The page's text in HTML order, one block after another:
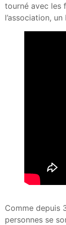
tourné avec les
l’association,
Comme depuis
personnes se